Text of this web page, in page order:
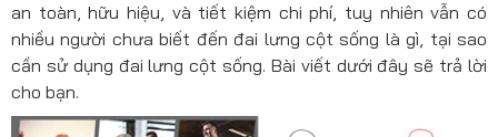
an toàn, hữu hiệu, và tiết kiệm chi phí, tuy nhiên vẫn có
nhiều người chưa biết đến đai lưng cột sống là gì, tại sao
cần sử dụng đai lưng cột sống. Bài viết dưới đây sẽ trả lời
cho bạn.